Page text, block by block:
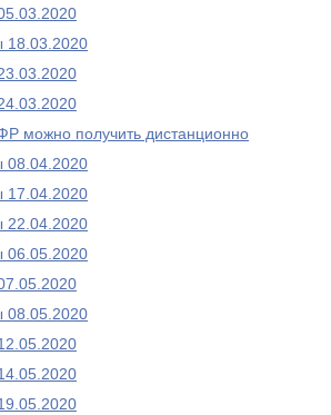
18.03.2020
можно получить дистанционно
08.04.2020
17.04.2020
22.04.2020
06.05.2020
08.05.2020